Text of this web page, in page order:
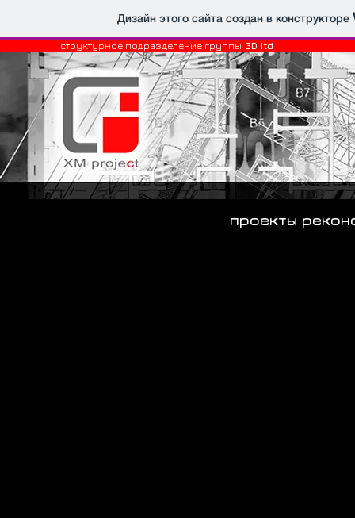
Дизайн этого сайта создан в конструкторе
структурное подразделение группы 3D itd
проекты